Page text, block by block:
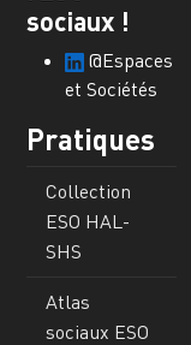
sociaux !
@Espaces
et Sociétés
Pratiques
Collection
ESO HAL-
SHS
Atlas
sociaux ESO